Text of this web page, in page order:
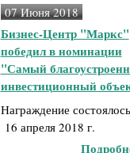
07 Июня 2018
Бизнес-Центр "Маркс"
победил в номинации
"Самый
инвестиционный
Награждение состоялось
16 апреля 2018 г.